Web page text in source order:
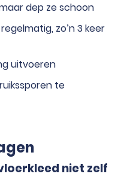
dep ze schoon
zo’n 3 keer
uitvoeren
te
niet zelf